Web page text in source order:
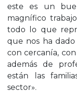
este es un
magnífico
todo lo que
que nos ha
con cercanía,
además de
están las
sector».